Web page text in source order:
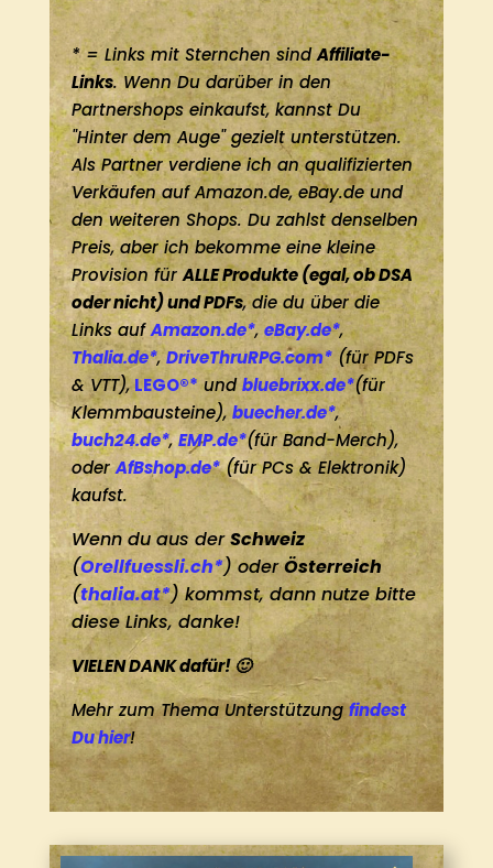
* = Links mit Sternchen sindAffiliate-
Links. Wenn Du darüber in den
Partnershops einkaufst, kannst Du
"Hinter dem Auge" gezielt unterstützen.
Als Partner verdiene ich an qualifizierten
Verkäufen auf Amazon.de, eBay.de und
den weiteren Shops. Du zahlst denselben
Preis, aber ich bekomme eine kleine
Provision fürALLE Produkte (egal, ob DSA
oder nicht) und PDFs, die du über die
Links aufAmazon.de*,eBay.de*,
Thalia.de*,DriveThruRPG.com*(für PDFs
& VTT),LEGO®*undbluebrixx.de*(für
Klemmbausteine), buecher.de*,
buch24.de*,EMP.de*(für Band-Merch),
oderAfBshop.de*(für PCs & Elektronik)
kaufst.
Wenn du aus derSchweiz
(Orellfuessli.ch*) oderÖsterreich
(thalia.at*) kommst, dann nutze bitte
diese Links, danke!
VIELEN DANK dafür! 🙂
Mehr zum Thema Unterstützungfindest
Du hier!